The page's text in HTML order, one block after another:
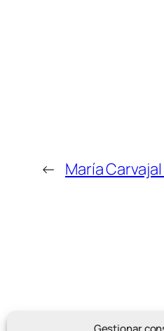
← María